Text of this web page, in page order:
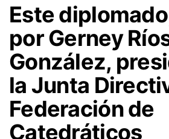
Este
por Gerney
González,
la Junta
Federación de
Catedráticos